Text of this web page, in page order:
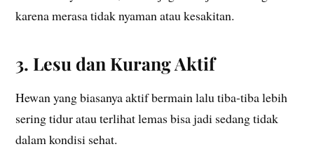
karena merasa tidak nyaman atau kesakitan.
3. Lesu dan Kurang Aktif
Hewan yang biasanya aktif bermain lalu tiba-tiba lebih
sering tidur atau terlihat lemas bisa jadi sedang tidak
dalam kondisi sehat.